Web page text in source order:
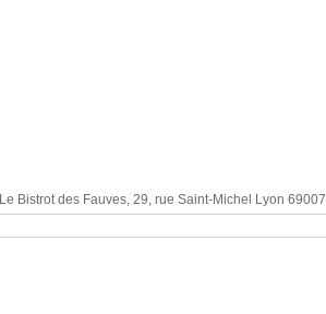
Le Bistrot des Fauves, 29, rue Saint-Michel Lyon 69007